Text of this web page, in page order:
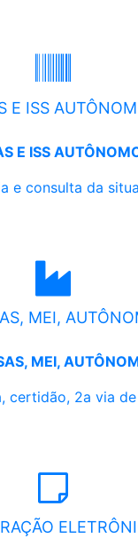
E ISS
E ISS
e consulta da
MEI,
MEI,
2a via